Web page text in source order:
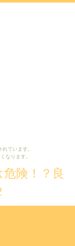
ています。
なります。
険！？良